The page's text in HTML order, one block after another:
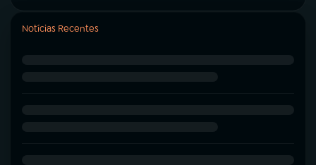
Notícias Recentes